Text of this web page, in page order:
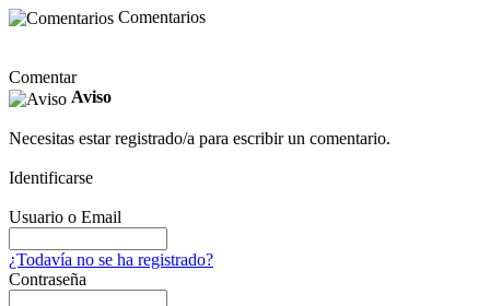
Comentarios
Comentar
Aviso
Necesitas estar registrado/a para escribir un comentario.
Identificarse
Usuario o Email
¿Todavía no se ha registrado?
Contraseña